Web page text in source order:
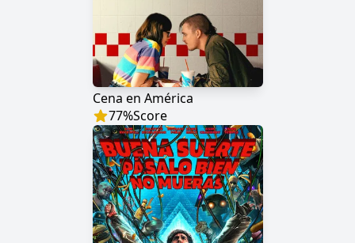
Cena en América
77%Score